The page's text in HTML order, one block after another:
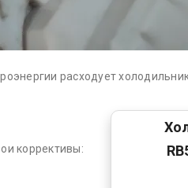
расходует холодильник
коррективы: